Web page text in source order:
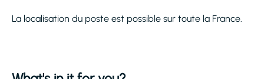
La localisation du poste est possible sur toute la France.